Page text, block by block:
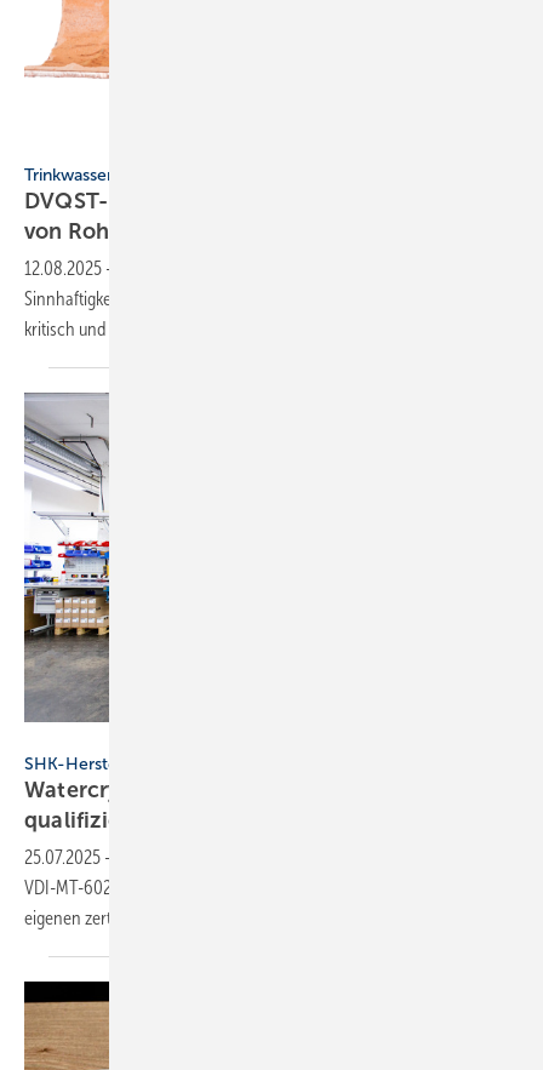
Trinkwasser-Installation
DVQST-Fach­pu­bli­ka­ti­on: In­nen­be­schich­tung
von Rohr­lei­tun­gen
12.08.2025 -
Sinnhaftigkeit und Zulässigkeit von innenbeschichteten Rohrleitungen
kritisch und weist auf potenzielle gesundheitliche Risiken
SHK-Hersteller
Watercryst-Kun­den­dienst nach VDI-MT-6023 B
qua­li­fi­ziert
25.07.2025 -
VDI-MT-6023 Kategorie B qualifiziert und können dadurch einen
eigenen zertifizierten Anlagenservice